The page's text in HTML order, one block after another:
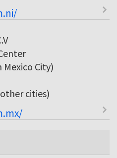
Mexico City)
cities)